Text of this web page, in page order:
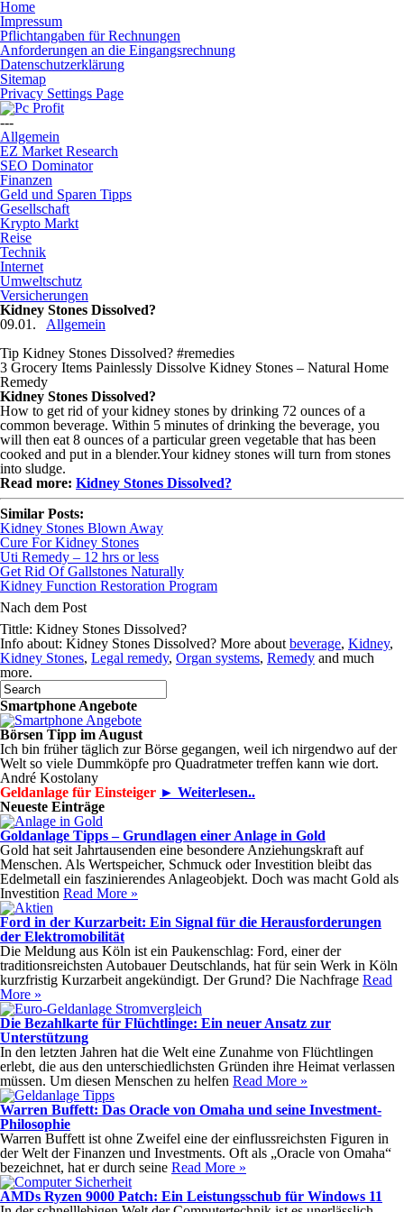
Home
Impressum
Pflichtangaben für Rechnungen
Anforderungen an die Eingangsrechnung
Datenschutzerklärung
Sitemap
Privacy Settings Page
---
Allgemein
EZ Market Research
SEO Dominator
Finanzen
Geld und Sparen Tipps
Gesellschaft
Krypto Markt
Reise
Technik
Internet
Umweltschutz
Versicherungen
Kidney Stones Dissolved?
09.01.
Allgemein
Tip Kidney Stones Dissolved? #remedies
3 Grocery Items Painlessly Dissolve Kidney Stones – Natural Home
Remedy
Kidney Stones Dissolved?
How to get rid of your kidney stones by drinking 72 ounces of a
common beverage. Within 5 minutes of drinking the beverage, you
will then eat 8 ounces of a particular green vegetable that has been
cooked and put in a blender.Your kidney stones will turn from stones
into sludge.
Read more: Kidney Stones Dissolved?
Similar Posts:
Kidney Stones Blown Away
Cure For Kidney Stones
Uti Remedy – 12 hrs or less
Get Rid Of Gallstones Naturally
Kidney Function Restoration Program
Nach dem Post
Tittle: Kidney Stones Dissolved?
Info about: Kidney Stones Dissolved? More about beverage, Kidney,
Kidney Stones, Legal remedy, Organ systems, Remedy and much
more.
Smartphone Angebote
Börsen Tipp im August
Ich bin früher täglich zur Börse gegangen, weil ich nirgendwo auf der
Welt so viele Dummköpfe pro Quadrat­meter treffen kann wie dort.
André Kostolany
Geldanlage für Einsteiger ► Weiterlesen..
Neueste Einträge
Goldanlage Tipps – Grundlagen einer Anlage in Gold
Gold hat seit Jahrtausenden eine besondere Anziehungskraft auf
Menschen. Als Wertspeicher, Schmuck oder Investition bleibt das
Edelmetall ein faszinierendes Anlageobjekt. Doch was macht Gold als
Investition Read More »
Ford in der Kurzarbeit: Ein Signal für die Herausforderungen
der Elektromobilität
Die Meldung aus Köln ist ein Paukenschlag: Ford, einer der
traditionsreichsten Autobauer Deutschlands, hat für sein Werk in Köln
kurzfristig Kurzarbeit angekündigt. Der Grund? Die Nachfrage Read
More »
Die Bezahlkarte für Flüchtlinge: Ein neuer Ansatz zur
Unterstützung
In den letzten Jahren hat die Welt eine Zunahme von Flüchtlingen
erlebt, die aus den unterschiedlichsten Gründen ihre Heimat verlassen
müssen. Um diesen Menschen zu helfen Read More »
Warren Buffett: Das Oracle von Omaha und seine Investment-
Philosophie
Warren Buffett ist ohne Zweifel eine der einflussreichsten Figuren in
der Welt der Finanzen und Investments. Oft als „Oracle von Omaha“
bezeichnet, hat er durch seine Read More »
AMDs Ryzen 9000 Patch: Ein Leistungsschub für Windows 11